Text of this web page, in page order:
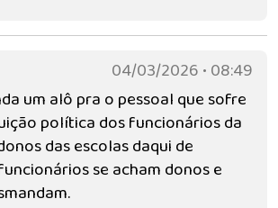
04/03/2026 • 08:49
um alô pra o pessoal que sofre
política dos funcionários da
das escolas daqui de
se acham donos e